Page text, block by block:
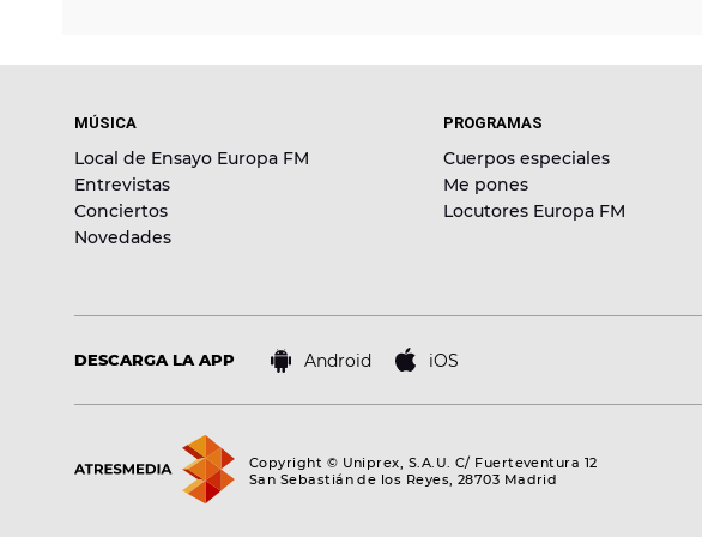
MÚSICA
Local de Ensayo Europa FM
Entrevistas
Conciertos
Novedades
PROGRAMAS
Cuerpos especiales
Me pones
Locutores Europa FM
DESCARGA LA APP Android iOS
Copyright © Uniprex, S.A.U. C/ Fuerteventura 12
San Sebastián de los Reyes, 28703 Madrid